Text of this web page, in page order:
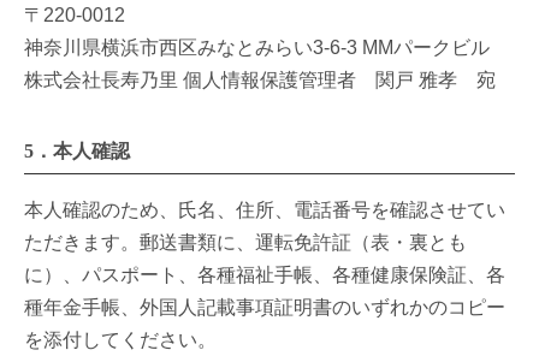
〒220-0012
神奈川県横浜市西区みなとみらい3-6-3 MMパークビル
株式会社長寿乃里 個人情報保護管理者 関戸 雅孝 宛
5．本人確認
本人確認のため、氏名、住所、電話番号を確認させてい
ただきます。郵送書類に、運転免許証（表・裏とも
に）、パスポート、各種福祉手帳、各種健康保険証、各
種年金手帳、外国人記載事項証明書のいずれかのコピー
を添付してください。